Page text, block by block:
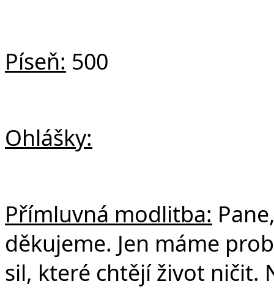
Píseň: 500
Ohlášky:
Přímluvná modlitba:
děkujeme. Jen máme
sil, které chtějí život ničit.